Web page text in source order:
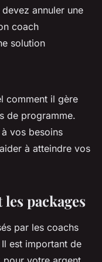
annuler une
coach
solution
comment il gère
de programme.
vos besoins
à atteindre vos
packages
par les coachs
est important de